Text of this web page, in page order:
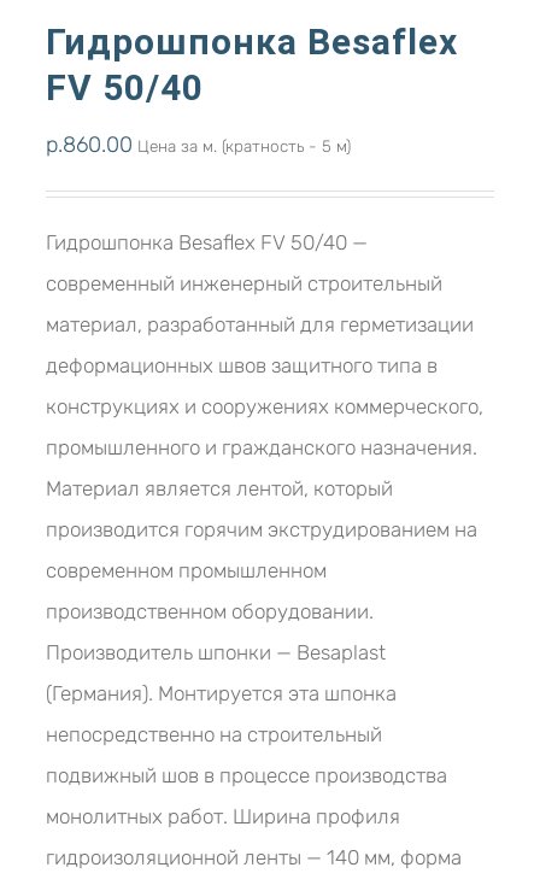
Гидрошпонка Besaflex
FV 50/40
р.860.00 Цена за м. (кратность - 5 м)
Гидрошпонка Besaflex FV 50/40 —
современный инженерный строительный
материал, разработанный для герметизации
деформационных швов защитного типа в
конструкциях и сооружениях коммерческого,
промышленного и гражданского назначения.
Материал является лентой, который
производится горячим экструдированием на
современном промышленном
производственном оборудовании.
Производитель шпонки — Besaplast
(Германия). Монтируется эта шпонка
непосредственно на строительный
подвижный шов в процессе производства
монолитных работ. Ширина профиля
гидроизоляционной ленты — 140 мм, форма